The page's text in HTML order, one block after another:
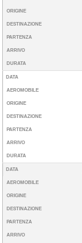
ORIGINE
DESTINAZIONE
PARTENZA
ARRIVO
DURATA
DATA
AEROMOBILE
ORIGINE
DESTINAZIONE
PARTENZA
ARRIVO
DURATA
DATA
AEROMOBILE
ORIGINE
DESTINAZIONE
PARTENZA
ARRIVO